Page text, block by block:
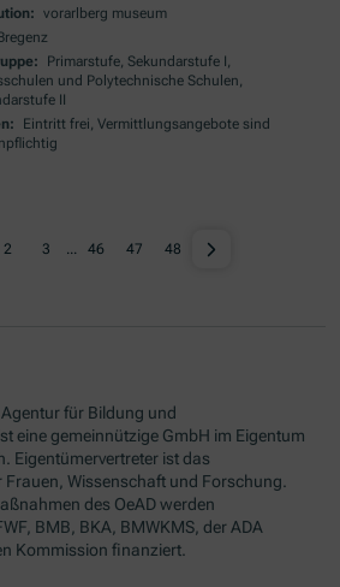
vorarlberg museum
Primarstufe, Sekundarstufe I,
und Polytechnische Schulen,
II
Eintritt frei, Vermittlungsangebote sind
2 3 46 47 48
für Bildung und
eine gemeinnützige GmbH im Eigentum
Eigentümervertreter ist das
Wissenschaft und Forschung.
des OeAD werden
BMB, BKA, BMWKMS, der ADA
Kommission finanziert.